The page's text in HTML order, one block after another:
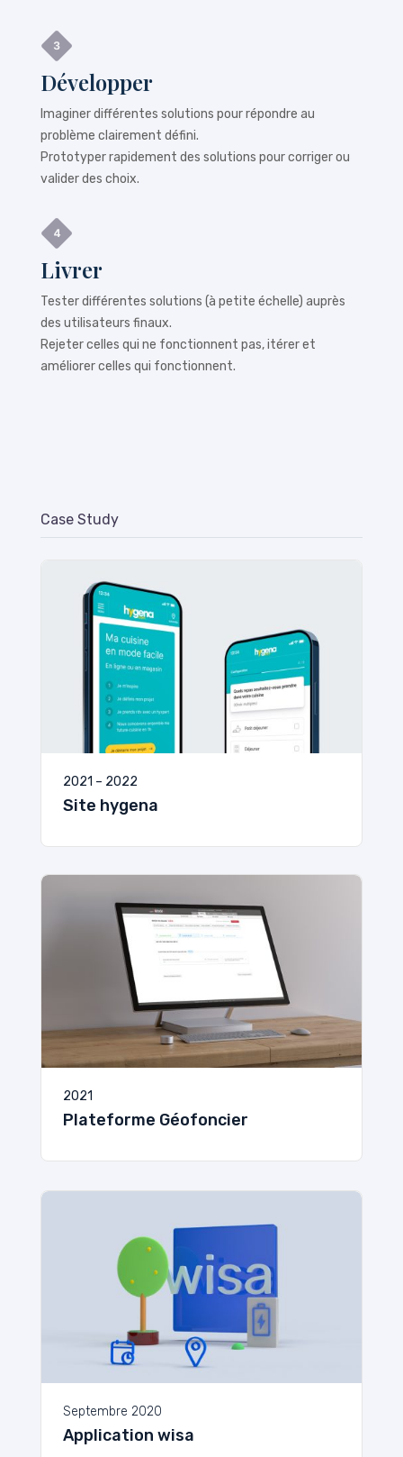
Développer
Imaginer différentes solutions pour répondre au
problème clairement défini.
Prototyper rapidement des solutions pour corriger ou
valider des choix.
Livrer
Tester différentes solutions (à petite échelle) auprès
des utilisateurs finaux.
Rejeter celles qui ne fonctionnent pas, itérer et
améliorer celles qui fonctionnent.
Case Study
2021 – 2022
Site hygena
2021
Plateforme Géofoncier
Septembre 2020
Application wisa